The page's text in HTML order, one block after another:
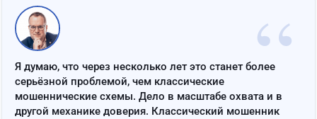
“
Я думаю, что через несколько лет это станет более
серьёзной проблемой, чем классические
мошеннические схемы. Дело в масштабе охвата и в
другой механике доверия. Классический мошенник